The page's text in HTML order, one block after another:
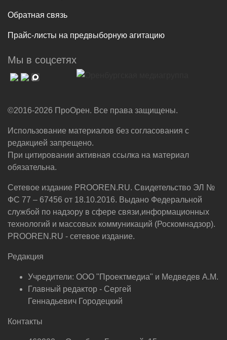
Обратная связь
Прайс-листы на предвыборную агитацию
Мы в соцсетях
©2016-2026 ПроОрен. Все права защищены.
Использование материалов без согласования с
редакцией запрещено.
При цитировании активная ссылка на материал
обязательна.
Сетевое издание PROOREN.RU. Свидетельство ЭЛ №
ФС 77 – 67456 от 18.10.2016. Выдано Федеральной
службой по надзору в сфере связи,информационных
технологий и массовых коммуникаций (Роскомнадзор).
PROOREN.RU - сетевое издание.
Редакция
Учредители: ООО "Проектмедиа" и Медведев А.М.
Главный редактор - Сергей
Геннадьевич Городецкий
Контакты